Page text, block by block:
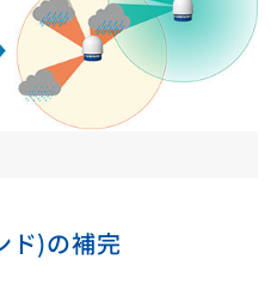
ド)の補完